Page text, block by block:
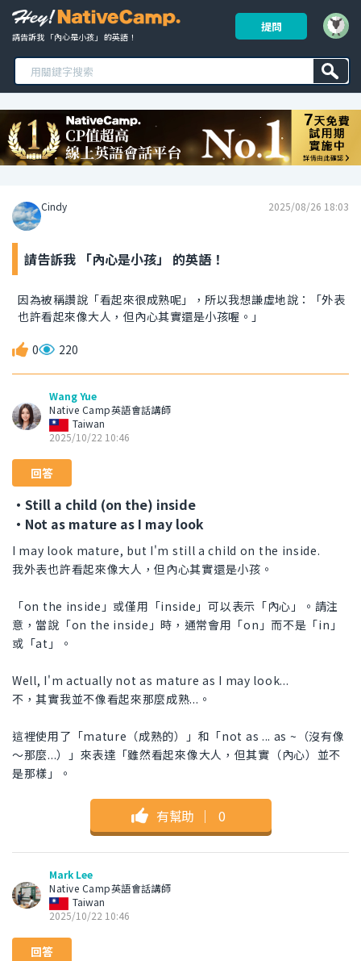
請告訴我 「內心是小孩」 的英語！
提問
Cindy 2025/08/26 18:03
請告訴我 「內心是小孩」 的英語！
因為被稱讚說「看起來很成熟呢」，所以我想謙虛地說：「外表
也許看起來像大人，但內心其實還是小孩喔。」
0 220
Wang Yue
Native Camp英語會話講師
Taiwan
2025/10/22 10:46
回答
・Still a child (on the) inside
・Not as mature as I may look
I may look mature, but I'm still a child on the inside.
我外表也許看起來像大人，但內心其實還是小孩。
「on the inside」或僅用「inside」可以表示「內心」。請注
意，當說「on the inside」時，通常會用「on」而不是「in」
或「at」。
Well, I'm actually not as mature as I may look...
不，其實我並不像看起來那麼成熟...。
這裡使用了「mature（成熟的）」和「not as ... as ~（沒有像
～那麼...）」來表達「雖然看起來像大人，但其實（內心）並不
是那樣」。
有幫助 ｜ 0
Mark Lee
Native Camp英語會話講師
Taiwan
2025/10/22 10:46
回答